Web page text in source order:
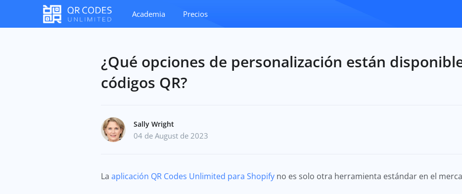
Academia Precios
¿Qué opciones de personalización están
códigos QR?
Sally Wright
04 de August de 2023
La aplicación QR Codes Unlimited para Shopify no es solo otra herramienta estándar en el